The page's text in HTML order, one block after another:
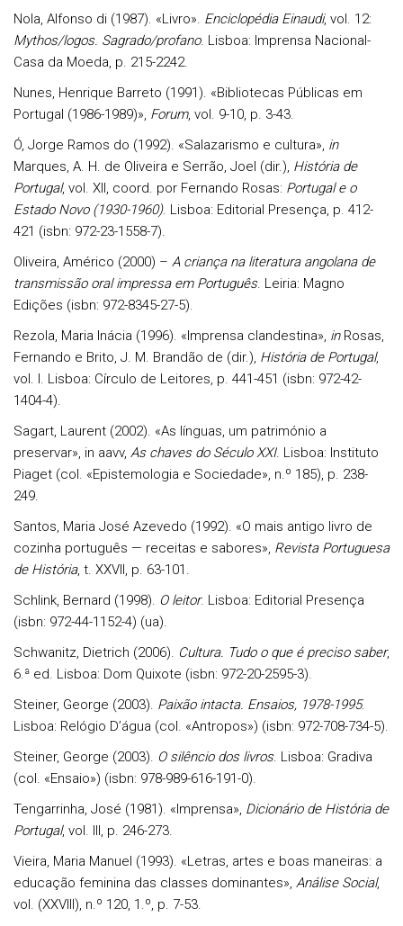
Nola, Alfonso di (1987). «Livro». Enciclopédia Einaudi, vol. 12:
Mythos/logos. Sagrado/profano. Lisboa: Imprensa Nacional-
Casa da Moeda, p. 215-2242.
Nunes, Henrique Barreto (1991). «Bibliotecas Públicas em
Portugal (1986-1989)», Forum, vol. 9-10, p. 3-43.
Ó, Jorge Ramos do (1992). «Salazarismo e cultura», in
Marques, A. H. de Oliveira e Serrão, Joel (dir.), História de
Portugal, vol. XII, coord. por Fernando Rosas: Portugal e o
Estado Novo (1930-1960). Lisboa: Editorial Presença, p. 412-
421 (isbn: 972-23-1558-7).
Oliveira, Américo (2000) – A criança na literatura angolana de
transmissão oral impressa em Português. Leiria: Magno
Edições (isbn: 972-8345-27-5).
Rezola, Maria Inácia (1996). «Imprensa clandestina», in Rosas,
Fernando e Brito, J. M. Brandão de (dir.), História de Portugal,
vol. I. Lisboa: Círculo de Leitores, p. 441-451 (isbn: 972-42-
1404-4).
Sagart, Laurent (2002). «As línguas, um património a
preservar», in aavv, As chaves do Século XXI. Lisboa: Instituto
Piaget (col. «Epistemologia e Sociedade», n.º 185), p. 238-
249.
Santos, Maria José Azevedo (1992). «O mais antigo livro de
cozinha português — receitas e sabo­res», Revista Portuguesa
de História, t. XXVII, p. 63-101.
Schlink, Bernard (1998). O leitor. Lisboa: Editorial Presença
(isbn: 972-44-1152-4) (ua).
Schwanitz, Dietrich (2006). Cultura. Tudo o que é preciso saber,
6.ª ed. Lisboa: Dom Quixote (isbn: 972-20-2595-3).
Steiner, George (2003). Paixão intacta. Ensaios, 1978-1995.
Lisboa: Relógio D’água (col. «Antropos») (isbn: 972-708-734-5).
Steiner, George (2003). O silêncio dos livros. Lisboa: Gradiva
(col. «Ensaio») (isbn: 978-989-616-191-0).
Tengarrinha, José (1981). «Imprensa», Dicionário de História de
Portugal, vol. III, p. 246-273.
Vieira, Maria Manuel (1993). «Letras, artes e boas maneiras: a
educação feminina das classes domi­nantes», Análise Social,
vol. (XXVIII), n.º 120, 1.º, p. 7-53.